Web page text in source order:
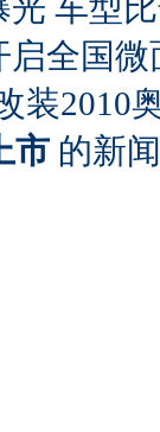
车型
全国
装2010
市 的新